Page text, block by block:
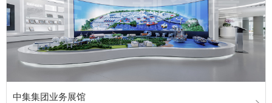
中集集团业务展馆